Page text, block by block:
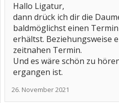
Hallo Ligatur,
dann drück ich dir die
baldmöglichst einen
erhältst. Beziehungsweise
zeitnahen Termin.
Und es wäre schön zu
ergangen ist.
26. November 2021